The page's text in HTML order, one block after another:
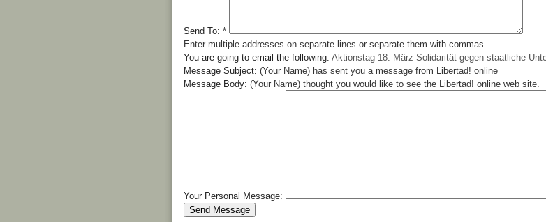
Send To: *
Enter multiple addresses on separate lines or separate them with commas.
You are going to email the following: Aktionstag 18. März Solidarität gegen staatliche
Message Subject: (Your Name) has sent you a message from Libertad! online
Message Body: (Your Name) thought you would like to see the Libertad! online web site.
Your Personal Message: